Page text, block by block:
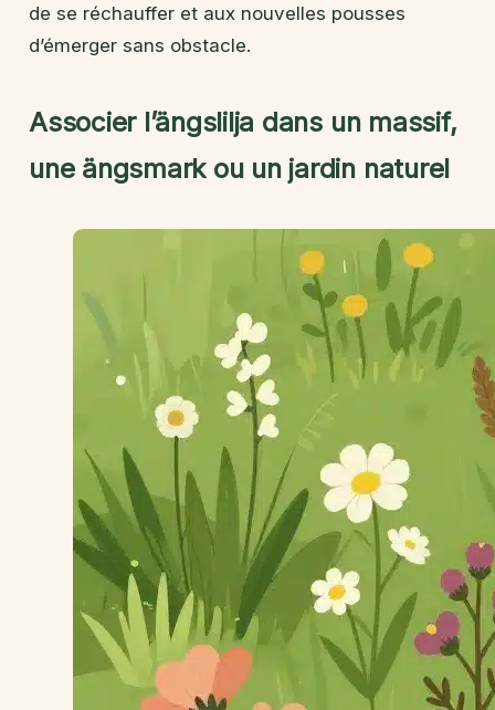
de se réchauffer et aux nouvelles pousses
d’émerger sans obstacle.
Associer l’ängslilja dans un massif,
une ängsmark ou un jardin naturel